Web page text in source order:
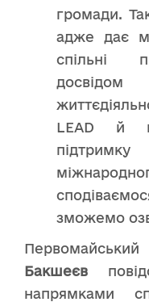
громади.
адже дає
спільні
LEAD й
зможемо
Первомайський
Бакшеєв
напрямками